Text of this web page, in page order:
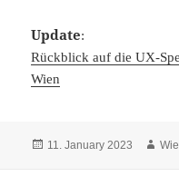
Update:
Rückblick auf die UX-
Wien
Posted
11. January 2023